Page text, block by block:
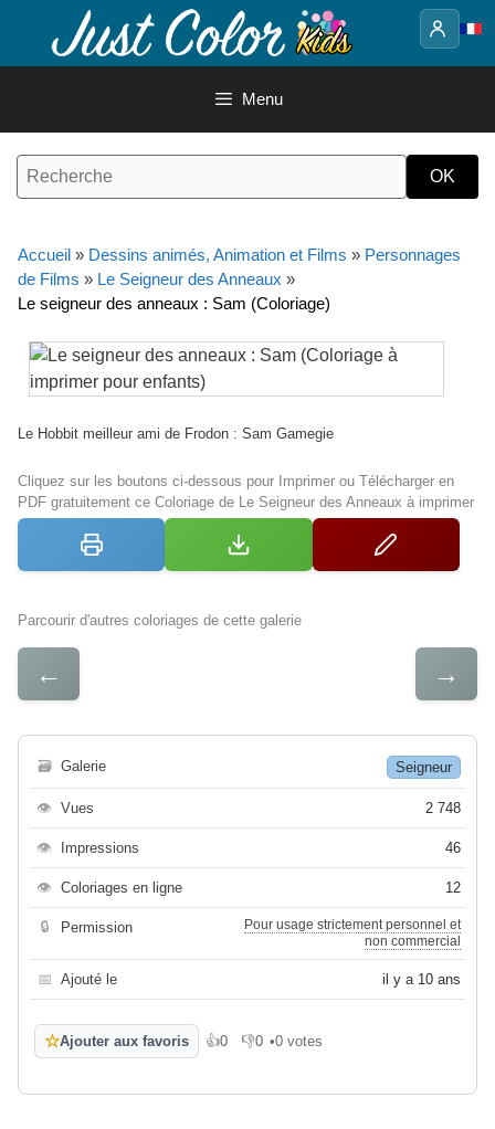
contenu
Menu
Accueil » Dessins animés, Animation et Films » Personnages
de Films » Le Seigneur des Anneaux »
Le seigneur des anneaux : Sam (Coloriage)
Le Hobbit meilleur ami de Frodon : Sam Gamegie
Cliquez sur les boutons ci-dessous pour Imprimer ou Télécharger en
PDF gratuitement ce Coloriage de Le Seigneur des Anneaux à imprimer
Parcourir d'autres coloriages de cette galerie
← →
🗃 Galerie Seigneur
👁 Vues 2 748
👁 Impressions 46
👁 Coloriages en ligne 12
🔒 Permission
Pour usage strictement personnel et
non commercial
📅 Ajouté le il y a 10 ans
☆Ajouter aux favoris 👍0
J'aime 👎0
Je n'aime pas
•0 votes